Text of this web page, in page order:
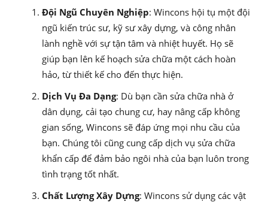
Đội Ngũ Chuyên Nghiệp: Wincons hội tụ một đội
ngũ kiến trúc sư, kỹ sư xây dựng, và công nhân
lành nghề với sự tận tâm và nhiệt huyết. Họ sẽ
giúp bạn lên kế hoạch sửa chữa một cách hoàn
hảo, từ thiết kế cho đến thực hiện.
Dịch Vụ Đa Dạng: Dù bạn cần sửa chữa nhà ở
dân dụng, cải tạo chung cư, hay nâng cấp không
gian sống, Wincons sẽ đáp ứng mọi nhu cầu của
bạn. Chúng tôi cũng cung cấp dịch vụ sửa chữa
khẩn cấp để đảm bảo ngôi nhà của bạn luôn trong
tình trạng tốt nhất.
Chất Lượng Xây Dựng: Wincons sử dụng các vật